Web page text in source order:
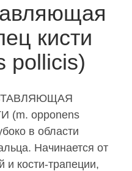
кисти
pollicis)
opponens
в области
Начинается от
и кости-трапеции,